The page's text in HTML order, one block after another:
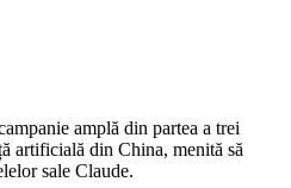
amplă din partea a trei
artificială din China, menită să
sale Claude.